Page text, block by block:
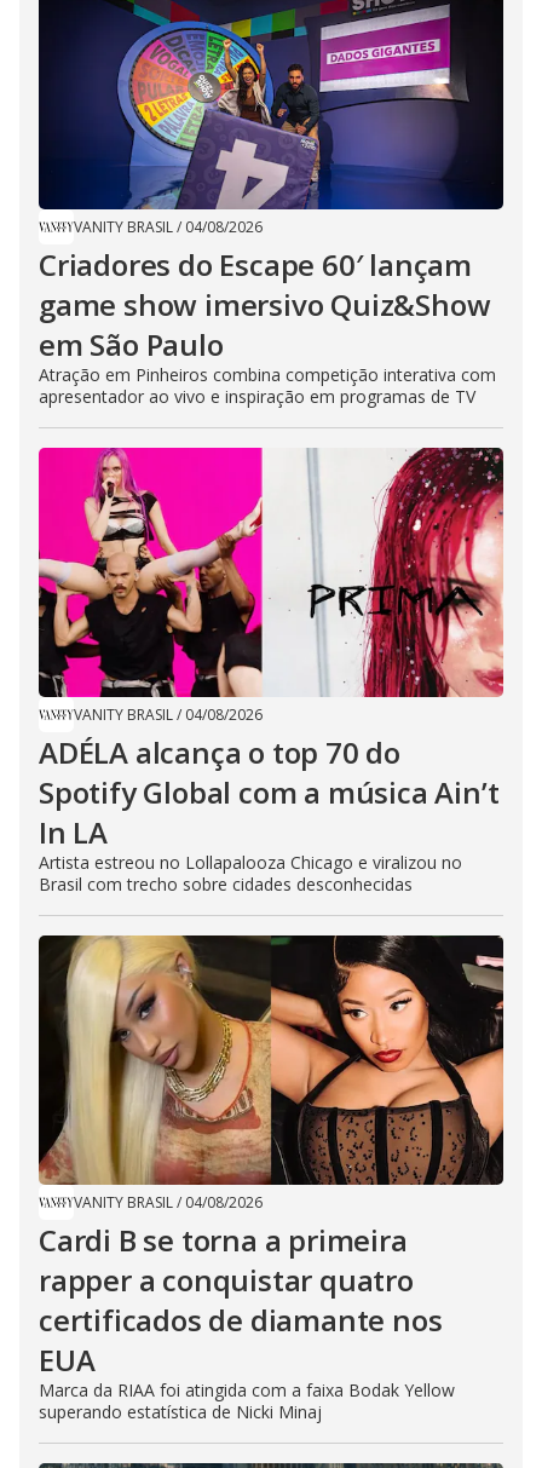
VANITY BRASIL/ 04/08/2026
Criadores do Escape 60′ lançam
game show imersivo Quiz&Show
em São Paulo
Atração em Pinheiros combina competição interativa com
apresentador ao vivo e inspiração em programas de TV
VANITY BRASIL/ 04/08/2026
ADÉLA alcança o top 70 do
Spotify Global com a música Ain’t
In LA
Artista estreou no Lollapalooza Chicago e viralizou no
Brasil com trecho sobre cidades desconhecidas
VANITY BRASIL/ 04/08/2026
Cardi B se torna a primeira
rapper a conquistar quatro
certificados de diamante nos
EUA
Marca da RIAA foi atingida com a faixa Bodak Yellow
superando estatística de Nicki Minaj